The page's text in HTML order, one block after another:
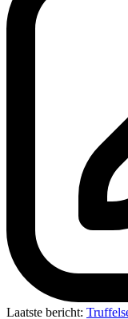
Laatste bericht: